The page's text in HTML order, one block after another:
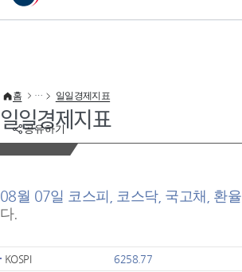
이 누리집은 대한민국 공식 전자정부 누리집입니다.
공유하기
홈 일일경제지표
일일경제지표
08월 07일 코스피, 코스닥, 국고채, 환율
다.
KOSPI 6258.77